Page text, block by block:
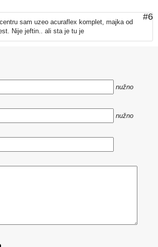
#6
sam uzeo acuraflex komplet, majka od
Nije jeftin.. ali sta je tu je
nužno
nužno